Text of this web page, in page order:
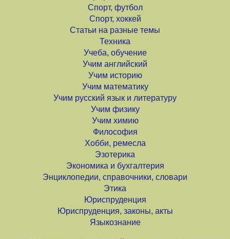
Спорт, футбол
Спорт, хоккей
Статьи на разные темы
Техника
Учеба, обучение
Учим английский
Учим историю
Учим математику
Учим русский язык и литературу
Учим физику
Учим химию
Философия
Хобби, ремесла
Эзотерика
Экономика и бухгалтерия
Энциклопедии, справочники, словари
Этика
Юриспруденция
Юриспруденция, законы, акты
Языкознание